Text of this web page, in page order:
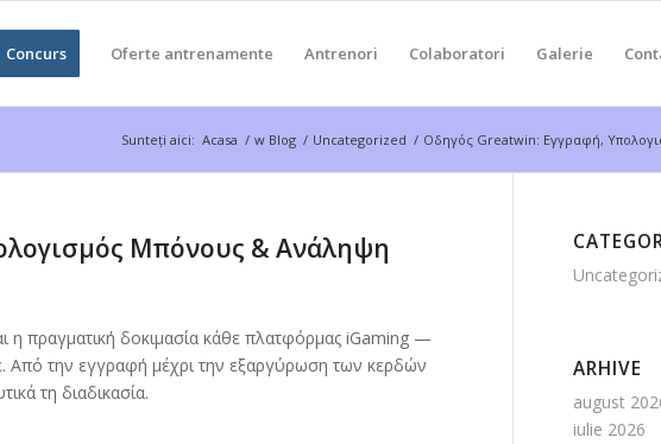
Concurs Oferte antrenamente Antrenori Colaboratori Galerie
Sunteți aici: Acasa / w Blog / Uncategorized / Οδηγός Greatwin: Εγγραφή,
Μπόνους & Ανάληψη
η πραγματική δοκιμασία κάθε πλατφόρμας iGaming —
Από την εγγραφή μέχρι την εξαργύρωση των κερδών
τη διαδικασία.
ARHIVE
august
iulie 2026